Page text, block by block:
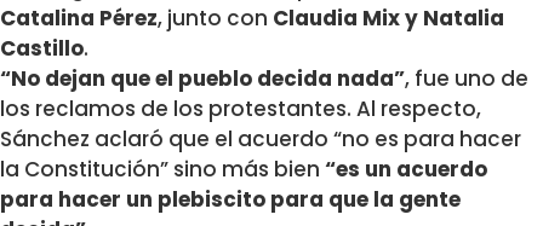
Catalina Pérez, junto con Claudia Mix y Natalia
Castillo.
“No dejan que el pueblo decida nada”, fue uno de
los reclamos de los protestantes. Al respecto,
Sánchez aclaró que el acuerdo “no es para hacer
la Constitución” sino más bien “es un acuerdo
para hacer un plebiscito para que la gente